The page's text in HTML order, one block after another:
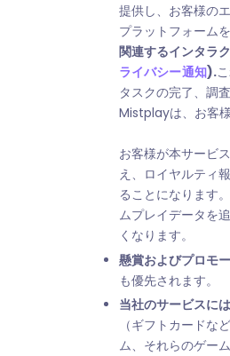
提供し、お客様の
プラットフォーム
関連するインタラ
ライバシー通知).
タスクの完了、調
Mistplayは、お客
お客様が本サービ
え、ロイヤルティ
ることになります
ムプレイデータを
くなります。
懸賞およびプロモ
も優先されます。
当社のサービスに
（ギフトカード
ム、それらのゲー